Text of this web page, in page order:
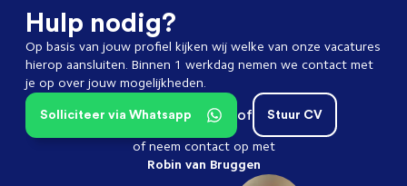
Hulp nodig?
Op basis van jouw profiel kijken wij welke van onze vacatures
hierop aansluiten. Binnen 1 werkdag nemen we contact met
je op over jouw mogelijkheden.
Stuur CV
of
Solliciteer via Whatsapp
of neem contact op met
Robin van Bruggen